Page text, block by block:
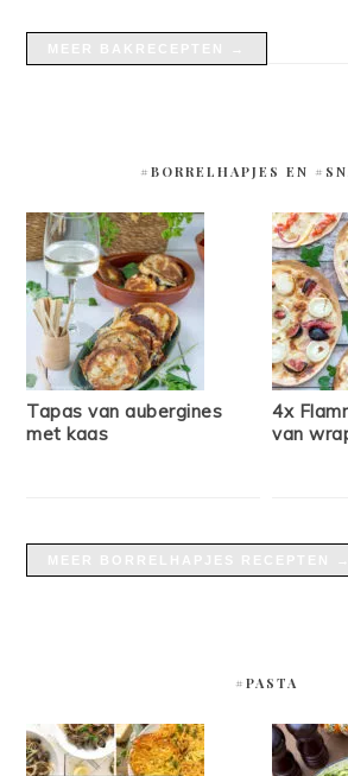
#BORRELHAPJES EN
Tapas van aubergines
met kaas
4x
van
#PASTA